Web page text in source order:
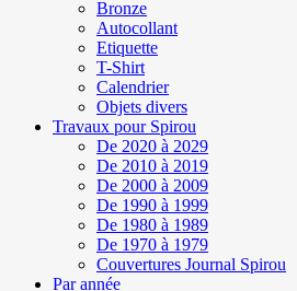
Bronze
Autocollant
Etiquette
T-Shirt
Calendrier
Objets divers
Travaux pour Spirou
De 2020 à 2029
De 2010 à 2019
De 2000 à 2009
De 1990 à 1999
De 1980 à 1989
De 1970 à 1979
Couvertures Journal Spirou
Par année